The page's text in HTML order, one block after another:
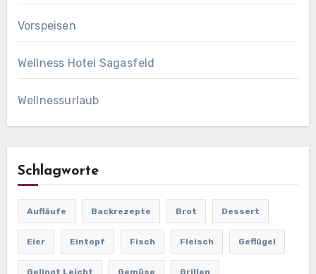
Vorspeisen
Wellness Hotel Sagasfeld
Wellnessurlaub
Schlagworte
Aufläufe Backrezepte Brot Dessert
Eier Eintopf Fisch Fleisch Geflügel
Gelingt Leicht Gemüse Grillen